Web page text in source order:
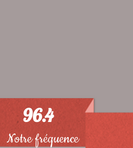
96.4
Notre fréquence